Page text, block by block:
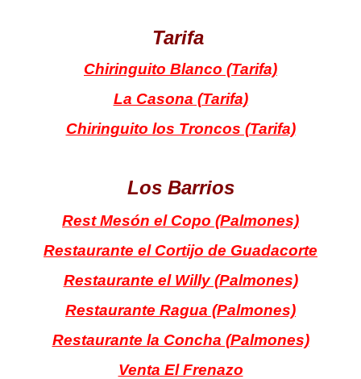
Tarifa
Chiringuito Blanco (Tarifa)
La Casona (Tarifa)
Chiringuito los Troncos (Tarifa)
Los Barrios
Rest Mesón el Copo (Palmones)
Restaurante el Cortijo de Guadacorte
Restaurante el Willy (Palmones)
Restaurante Ragua (Palmones)
Restaurante la Concha (Palmones)
Venta El Frenazo